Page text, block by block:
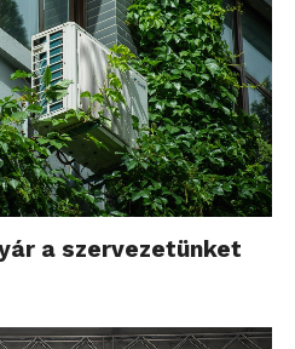
a szervezetünket